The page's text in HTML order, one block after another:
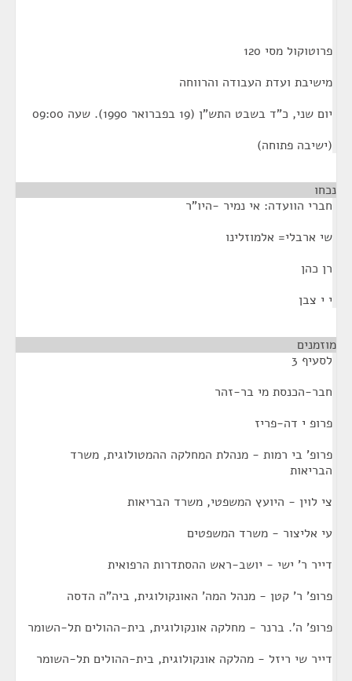
פרוטוקול מסי 120
מישיבת ועדת העבודה והרווחה
יום שני, כ"ד בשבט התש"ן (19 בפברואר 1990). שעה 09:00
(ישיבה פתוחה)
נכחו
חברי הוועדה: אי נמיר -היו"ר
שי ארבלי= אלמוזלינו
רן כהן
י י צבן
מוזמנים
לסעיף 3
חבר-הכנסת מי בר-זהר
פרופ י דה-פריז
פרופ' בי רמות - מנהלת המחלקה ההמטולוגית, משרד
הבריאות
צי לוין - היועץ המשפטי, משרד הבריאות
עי אליצור - משרד המשפטים
דייר ר' ישי - יושב-ראש ההסתדרות הרפואית
פרופ' ר' קטן - מנהל המה' האונקולוגית, ביה"ה הדסה
פרופ' ה'. ברנר - מחלקה אונקולוגית, בית-ההולים תל-השומר
דייר שי ריזל - מהלקה אונקולוגית, בית-ההולים תל-השומר